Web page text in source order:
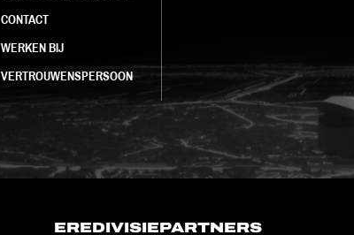
CONTACT
WERKEN BIJ
VERTROUWENSPERSOON
EREDIVISIEPARTNERS